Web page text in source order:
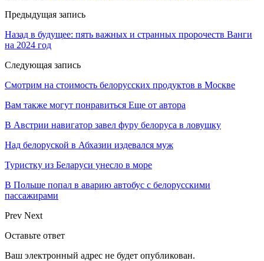
Предыдущая запись
Назад в будущее: пять важных и странных пророчеств Ванги
на 2024 год
Следующая запись
Смотрим на стоимость белорусских продуктов в Москве
Вам также могут понравиться Еще от автора
В Австрии навигатор завел фуру белоруса в ловушку
Над белоруской в Абхазии издевался муж
Туристку из Беларуси унесло в море
В Польше попал в аварию автобус с белорусскими
пассажирами
Prev Next
Оставьте ответ
Ваш электронный адрес не будет опубликован.